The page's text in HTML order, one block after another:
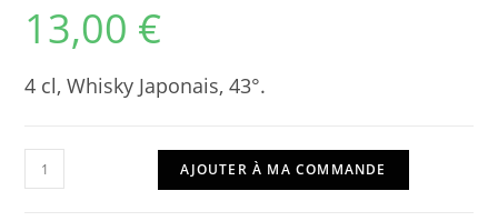
13,00 €
4 cl, Whisky Japonais, 43°.
quantité
de
AJOUTER À MA COMMANDE